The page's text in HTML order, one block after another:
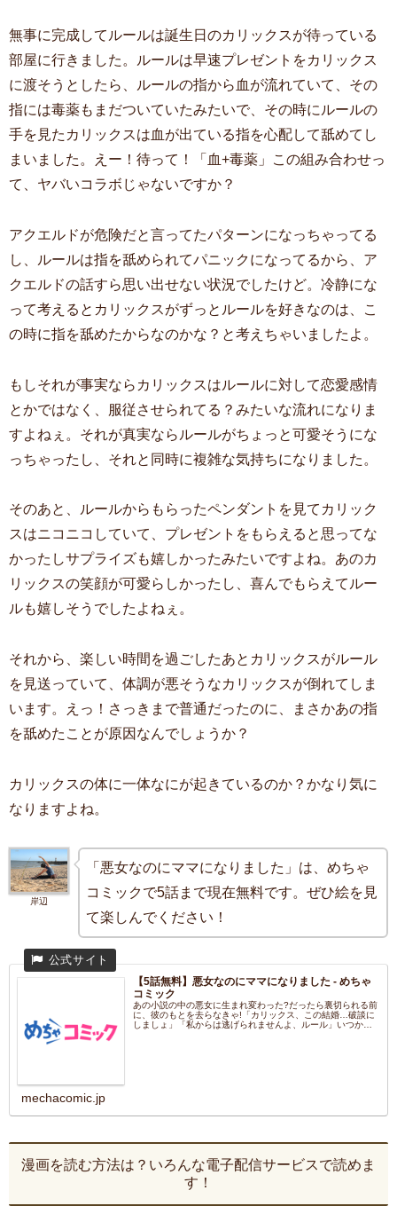
無事に完成してルールは誕生日のカリックスが待っている
部屋に行きました。ルールは早速プレゼントをカリックス
に渡そうとしたら、ルールの指から血が流れていて、その
指には毒薬もまだついていたみたいで、その時にルールの
手を見たカリックスは血が出ている指を心配して舐めてし
まいました。えー！待って！「血+毒薬」この組み合わせっ
て、ヤバいコラボじゃないですか？
アクエルドが危険だと言ってたパターンになっちゃってる
し、ルールは指を舐められてパニックになってるから、ア
クエルドの話すら思い出せない状況でしたけど。冷静にな
って考えるとカリックスがずっとルールを好きなのは、こ
の時に指を舐めたからなのかな？と考えちゃいましたよ。
もしそれが事実ならカリックスはルールに対して恋愛感情
とかではなく、服従させられてる？みたいな流れになりま
すよねぇ。それが真実ならルールがちょっと可愛そうにな
っちゃったし、それと同時に複雑な気持ちになりました。
そのあと、ルールからもらったペンダントを見てカリック
スはニコニコしていて、プレゼントをもらえると思ってな
かったしサプライズも嬉しかったみたいですよね。あのカ
リックスの笑顔が可愛らしかったし、喜んでもらえてルー
ルも嬉しそうでしたよねぇ。
それから、楽しい時間を過ごしたあとカリックスがルール
を見送っていて、体調が悪そうなカリックスが倒れてしま
います。えっ！さっきまで普通だったのに、まさかあの指
を舐めたことが原因なんでしょうか？
カリックスの体に一体なにが起きているのか？かなり気に
なりますよね。
岸辺
「悪女なのにママになりました」は、めちゃ
コミックで5話まで現在無料です。ぜひ絵を見
て楽しんでください！
【5話無料】悪女なのにママになりました - めちゃ
コミック
あの小説の中の悪女に生まれ変わった?だったら裏切られる前
に、彼のもとを去らなきゃ!「カリックス、この結婚…破談に
しましょ」「私からは逃げられませんよ、ルール」いつかは
mechacomic.jp
漫画を読む方法は？いろんな電子配信サービスで読めま
す！